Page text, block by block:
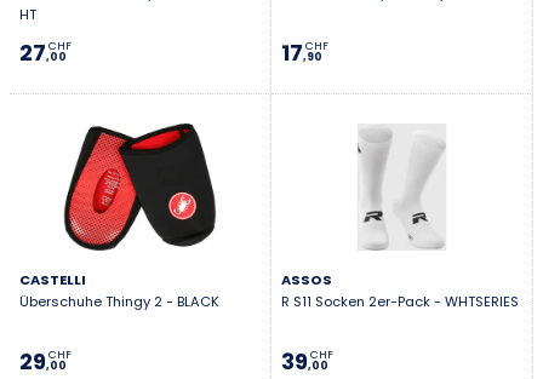
HT
27,00
CHF 17,90
CHF
CASTELLI
Überschuhe Thingy 2 - BLACK
29,00
CHF
ASSOS
R S11 Socken 2er-Pack - WHTSERIES
39,00
CHF